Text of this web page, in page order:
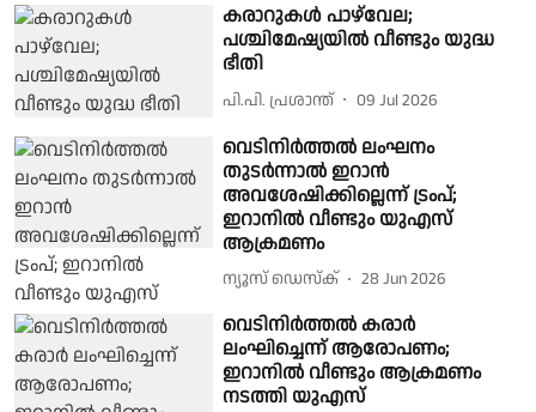
കരാറുകള്‍ പാഴ്‌വേല;
പശ്ചിമേഷ്യയില്‍ വീണ്ടും യുദ്ധ
ഭീതി
പി.പി. പ്രശാന്ത് 09 Jul 2026
വെടിനിര്‍ത്തല്‍ ലംഘനം
തുടര്‍ന്നാല്‍ ഇറാന്‍
അവശേഷിക്കില്ലെന്ന് ട്രംപ്;
ഇറാനില്‍ വീണ്ടും യുഎസ്
ആക്രമണം
ന്യൂസ് ഡെസ്ക് 28 Jun 2026
വെടിനിര്‍ത്തല്‍ കരാര്‍
ലംഘിച്ചെന്ന് ആരോപണം;
ഇറാനില്‍ വീണ്ടും ആക്രമണം
നടത്തി യുഎസ്